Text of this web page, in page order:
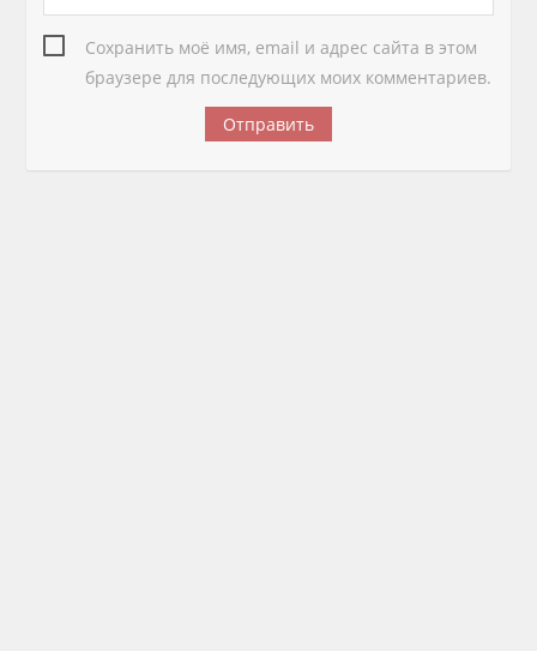
Сохранить моё имя, email и адрес сайта в этом
браузере для последующих моих комментариев.